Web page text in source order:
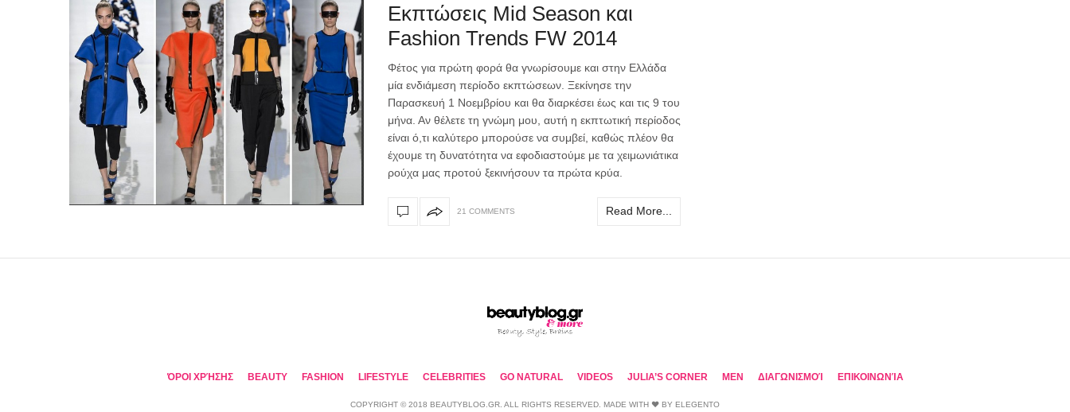
Εκπτώσεις Mid Season και
Fashion Trends FW 2014
Φέτος για πρώτη φορά θα γνωρίσουμε και στην Ελλάδα
μία ενδιάμεση περίοδο εκπτώσεων. Ξεκίνησε την
Παρασκευή 1 Νοεμβρίου και θα διαρκέσει έως και τις 9 του
μήνα. Αν θέλετε τη γνώμη μου, αυτή η εκπτωτική περίοδος
είναι ό,τι καλύτερο μπορούσε να συμβεί, καθώς πλέον θα
έχουμε τη δυνατότητα να εφοδιαστούμε με τα χειμωνιάτικα
ρούχα μας προτού ξεκινήσουν τα πρώτα κρύα.
21 COMMENTS Read More...
ΌΡΟΙ ΧΡΉΣΗΣ BEAUTY FASHION LIFESTYLE CELEBRITIES GO NATURAL VIDEOS JULIA’S CORNER MEN ΔΙΑΓΩΝΙΣΜΟΊ ΕΠΙΚΟΙΝΩΝΊΑ
COPYRIGHT © 2018 BEAUTYBLOG.GR. ALL RIGHTS RESERVED. MADE WITH ❤ BY ELEGENTO